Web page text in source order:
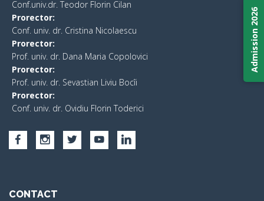
Conf.univ.dr. Teodor Florin Cilan
Prorector:
Conf. univ. dr. Cristina Nicolaescu
Prorector:
Prof. univ. dr. Dana Maria Copolovici
Prorector:
Prof. univ. dr. Sevastian Liviu Bocîi
Prorector:
Conf. univ. dr. Ovidiu Florin Toderici
CONTACT
Admission 2026